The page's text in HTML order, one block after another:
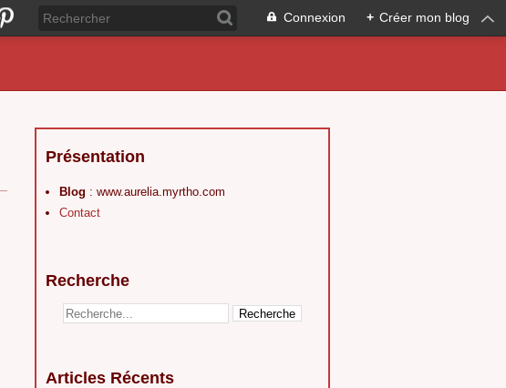
Connexion + Créer mon blog
Présentation
Blog : www.aurelia.myrtho.com
Contact
Recherche
Articles Récents